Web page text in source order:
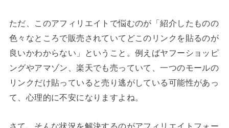
ただ、このアフィリエイトで悩むのが「紹介したものの
色々なところで販売されていてどこのリンクを貼るのが
良いかわからない」ということ。例えばヤフーショッピ
ングやアマゾン、楽天でも売っていて、一つのモールの
リンクだけ貼っていると売り逃がしている可能性があっ
て、心理的に不安になりますよね。
さて、そんな状況を解決するのがアフィリエイトフォー